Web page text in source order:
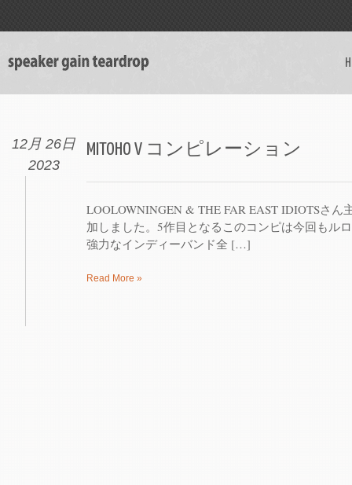
12月 26日
2023
MITOHO V コンピレーション
LOOLOWNINGEN & THE FAR EAST IDIOTSさ
加しました。5作目となるこのコンピは今回もル
強力なインディーバンド全 […]
Read More »